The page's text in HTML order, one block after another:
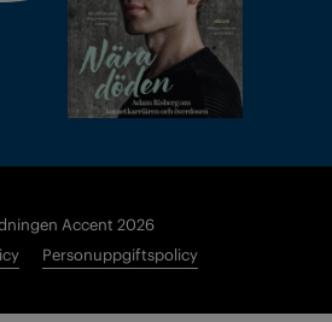
Accent 2026
Personuppgiftspolicy